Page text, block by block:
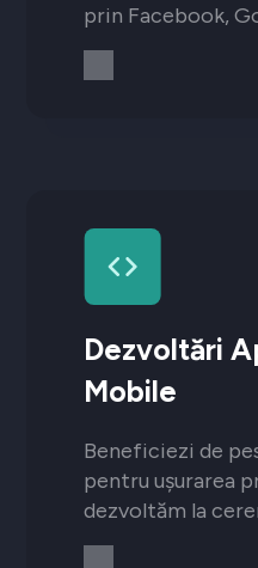
prin Facebook,
Dezvoltări
Mobile
Beneficiezi de
pentru ușurarea
dezvoltăm la